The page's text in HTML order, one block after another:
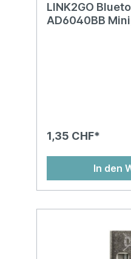
LINK2GO
AD6040BB
1,35 CHF*
In den